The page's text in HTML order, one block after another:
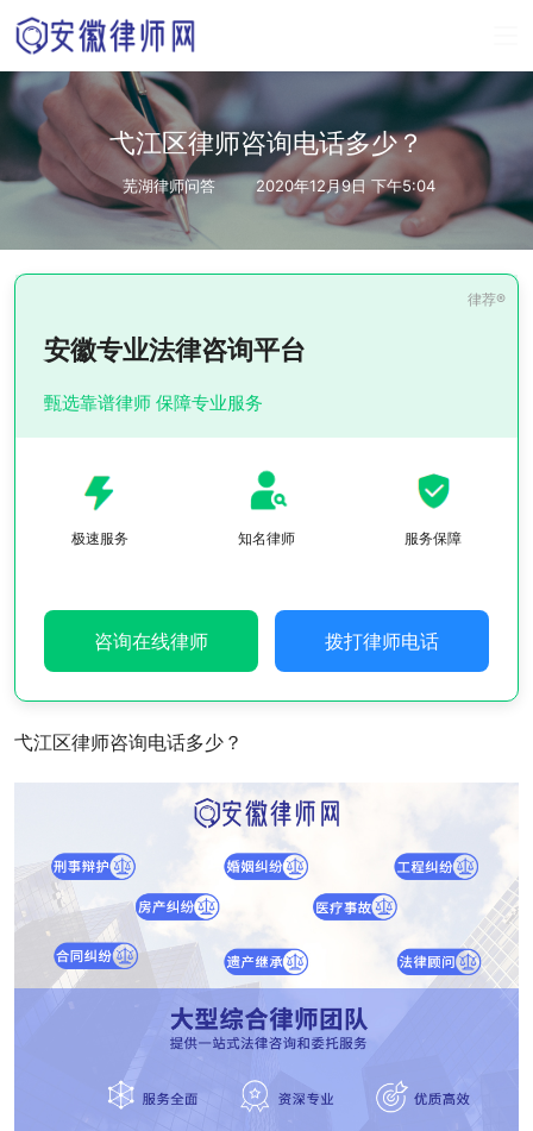
弋江区律师咨询电话多少？
芜湖律师问答 2020年12月9日 下午5:04
安徽专业法律咨询平台
甄选靠谱律师 保障专业服务
极速服务 知名律师 服务保障
咨询在线律师 拨打律师电话
弋江区律师咨询电话多少？